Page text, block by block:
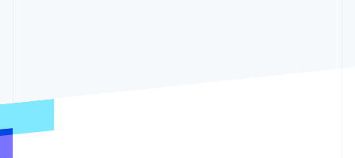
Online identiteitsverificatie